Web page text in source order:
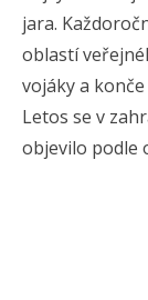
jara.
oblastí
vojáky a
Letos se v
objevilo podle